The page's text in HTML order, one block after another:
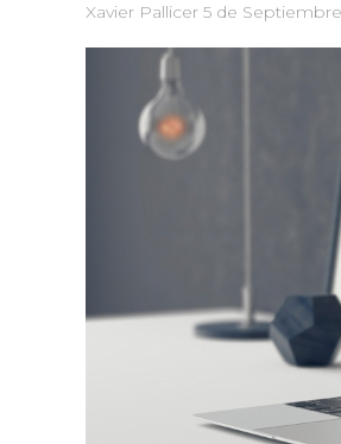
Xavier Pallicer 5 de